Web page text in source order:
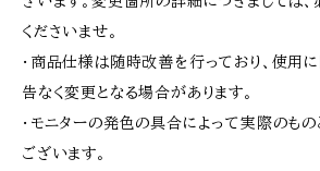
くださいませ。
・商品仕様は随時改善を行っており、使用
告なく変更となる場合があります。
・モニターの発色の具合によって実際のも
ございます。